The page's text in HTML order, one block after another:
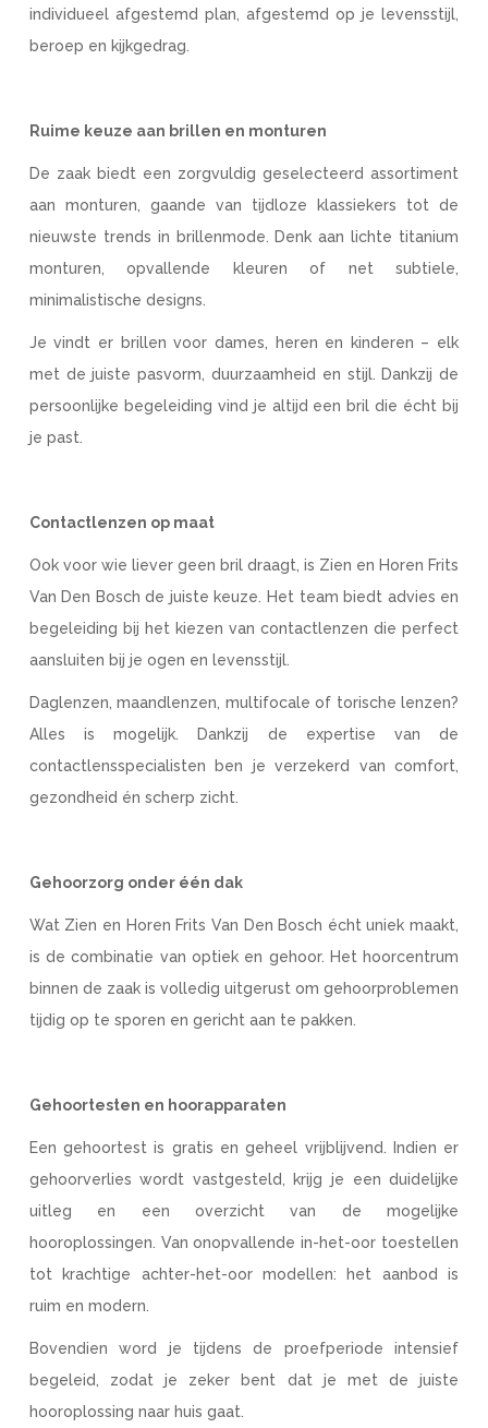
individueel afgestemd plan, afgestemd op je levensstijl,
beroep en kijkgedrag.
Ruime keuze aan brillen en monturen
De zaak biedt een zorgvuldig geselecteerd assortiment
aan monturen, gaande van tijdloze klassiekers tot de
nieuwste trends in brillenmode. Denk aan lichte titanium
monturen, opvallende kleuren of net subtiele,
minimalistische designs.
Je vindt er brillen voor dames, heren en kinderen – elk
met de juiste pasvorm, duurzaamheid en stijl. Dankzij de
persoonlijke begeleiding vind je altijd een bril die écht bij
je past.
Contactlenzen op maat
Ook voor wie liever geen bril draagt, is Zien en Horen Frits
Van Den Bosch de juiste keuze. Het team biedt advies en
begeleiding bij het kiezen van contactlenzen die perfect
aansluiten bij je ogen en levensstijl.
Daglenzen, maandlenzen, multifocale of torische lenzen?
Alles is mogelijk. Dankzij de expertise van de
contactlensspecialisten ben je verzekerd van comfort,
gezondheid én scherp zicht.
Gehoorzorg onder één dak
Wat Zien en Horen Frits Van Den Bosch écht uniek maakt,
is de combinatie van optiek en gehoor. Het hoorcentrum
binnen de zaak is volledig uitgerust om gehoorproblemen
tijdig op te sporen en gericht aan te pakken.
Gehoortesten en hoorapparaten
Een gehoortest is gratis en geheel vrijblijvend. Indien er
gehoorverlies wordt vastgesteld, krijg je een duidelijke
uitleg en een overzicht van de mogelijke
hooroplossingen. Van onopvallende in-het-oor toestellen
tot krachtige achter-het-oor modellen: het aanbod is
ruim en modern.
Bovendien word je tijdens de proefperiode intensief
begeleid, zodat je zeker bent dat je met de juiste
hooroplossing naar huis gaat.